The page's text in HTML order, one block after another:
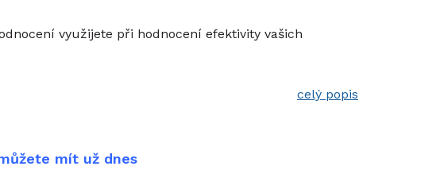
využijete při hodnocení efektivity vašich
celý popis
mít už dnes